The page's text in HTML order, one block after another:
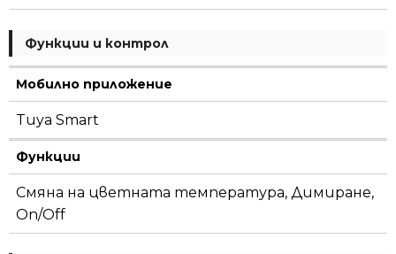
Функции и контрол
Мобилно приложение
Tuya Smart
Функции
Смяна на цветната температура, Димиране,
On/Off